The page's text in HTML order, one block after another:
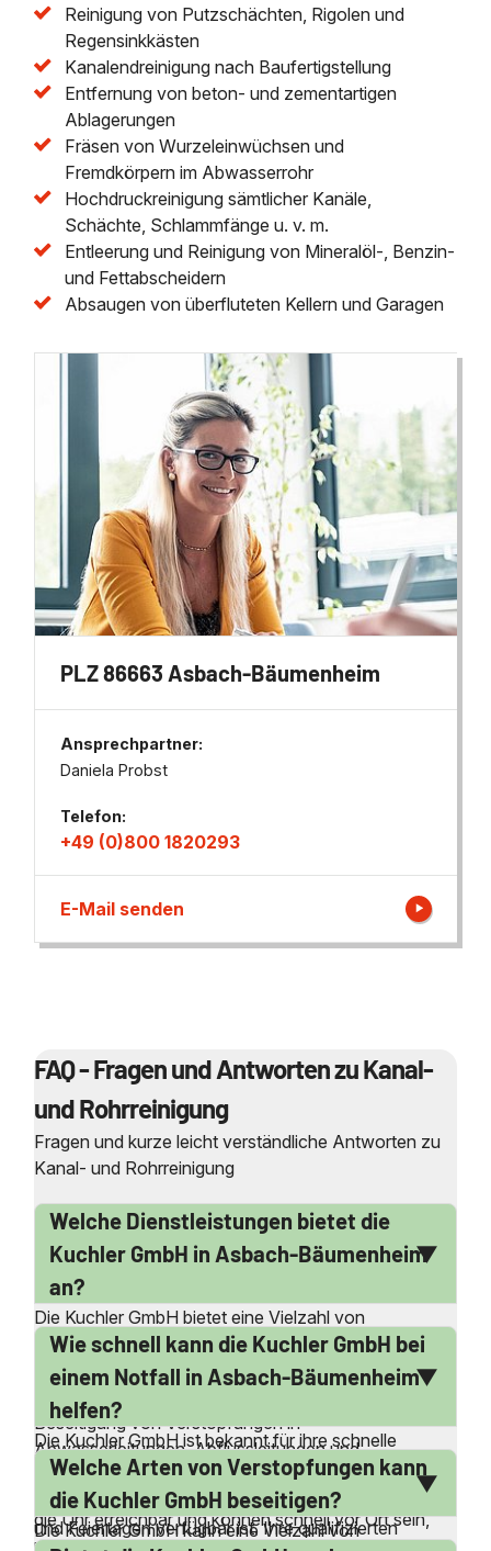
Reinigung von Putzschächten, Rigolen und
Regensinkkästen
Kanalendreinigung nach Baufertigstellung
Entfernung von beton- und zementartigen
Ablagerungen
Fräsen von Wurzeleinwüchsen und
Fremdkörpern im Abwasserrohr
Hochdruckreinigung sämtlicher Kanäle,
Schächte, Schlammfänge u. v. m.
Entleerung und Reinigung von Mineralöl-, Benzin-
und Fettabscheidern
Absaugen von überfluteten Kellern und Garagen
PLZ 86663 Asbach-Bäumenheim
Ansprechpartner:
Daniela Probst
Telefon:
+49 (0)800 1820293
E-Mail senden
FAQ - Fragen und Antworten zu Kanal-
und Rohrreinigung
Fragen und kurze leicht verständliche Antworten zu
Kanal- und Rohrreinigung
Welche Dienstleistungen bietet die
Kuchler GmbH in Asbach-Bäumenheim
an?
Die Kuchler GmbH bietet eine Vielzahl von
Dienstleistungen in Asbach-Bäumenheim an,
darunter professionelle Rohrreinigung, Kanalreinigung
Beseitigung von Verstopfungen in
Abwasserleitungen, Abflussleitungen und
Druckrohrleitungen. Zusätzlich bieten sie einen 24-
Stunden-Notdienst an, der auch an Wochenenden
und Feiertagen verfügbar ist. Ihre qualifizierten
Wie schnell kann die Kuchler GmbH bei
einem Notfall in Asbach-Bäumenheim
helfen?
Die Kuchler GmbH ist bekannt für ihre schnelle
Reaktionszeit bei Notfällen in Asbach-Bäumenheim.
Dank ihres 24-Stunden-Notdienstes sind sie rund um
die Uhr erreichbar und können schnell vor Ort sein,
um Probleme wie verstopfte Toiletten oder Abflüsse
Welche Arten von Verstopfungen kann
die Kuchler GmbH beseitigen?
Die Kuchler GmbH kann eine Vielzahl von